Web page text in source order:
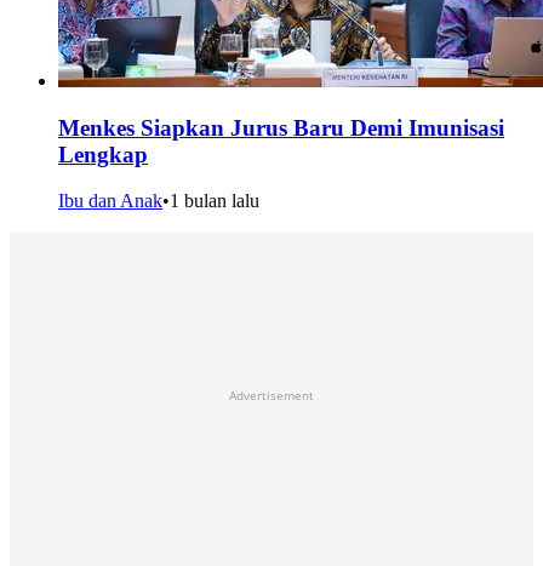
Menkes Siapkan Jurus Baru Demi Imunisasi
Lengkap
Ibu dan Anak•1 bulan lalu
Advertisement